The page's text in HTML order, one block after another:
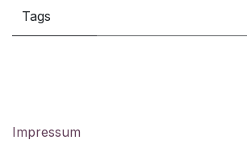
Tags
Impressum